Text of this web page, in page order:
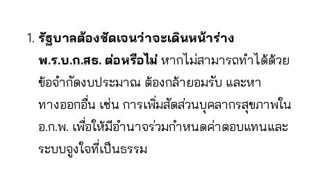
รัฐบาลต้องชัดเจนว่าจะเดินหน้าร่าง
พ.ร.บ.ก.สธ. ต่อหรือไม่ หากไม่สามารถทำได้ด้วย
ข้อจำกัดงบประมาณ ต้องกล้ายอมรับ และหา
ทางออกอื่น เช่น การเพิ่มสัดส่วนบุคลากรสุขภาพใน
อ.ก.พ. เพื่อให้มีอำนาจร่วมกำหนดค่าตอบแทนและ
ระบบจูงใจที่เป็นธรรม